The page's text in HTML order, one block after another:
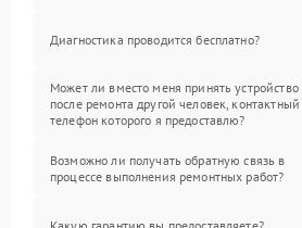
Диагностика проводится бесплатно?
Может ли вместо меня принять устройство
после ремонта другой человек, контактный
телефон которого я предоставлю?
Возможно ли получать обратную связь в
процессе выполнения ремонтных работ?